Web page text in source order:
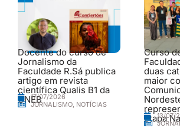
Docente do curso de
Jornalismo da
Faculdade R.Sá publica
artigo em revista
científica Qualis B1 da
UNEB17/07/2026
JORNALISMO, NOTÍCIAS
Curso
duas
maior
etapa13/07/